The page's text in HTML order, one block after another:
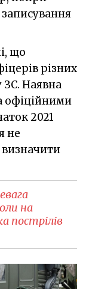
що
різних
ЗС. Наявна
офіційними
2021
не
на
пострілів